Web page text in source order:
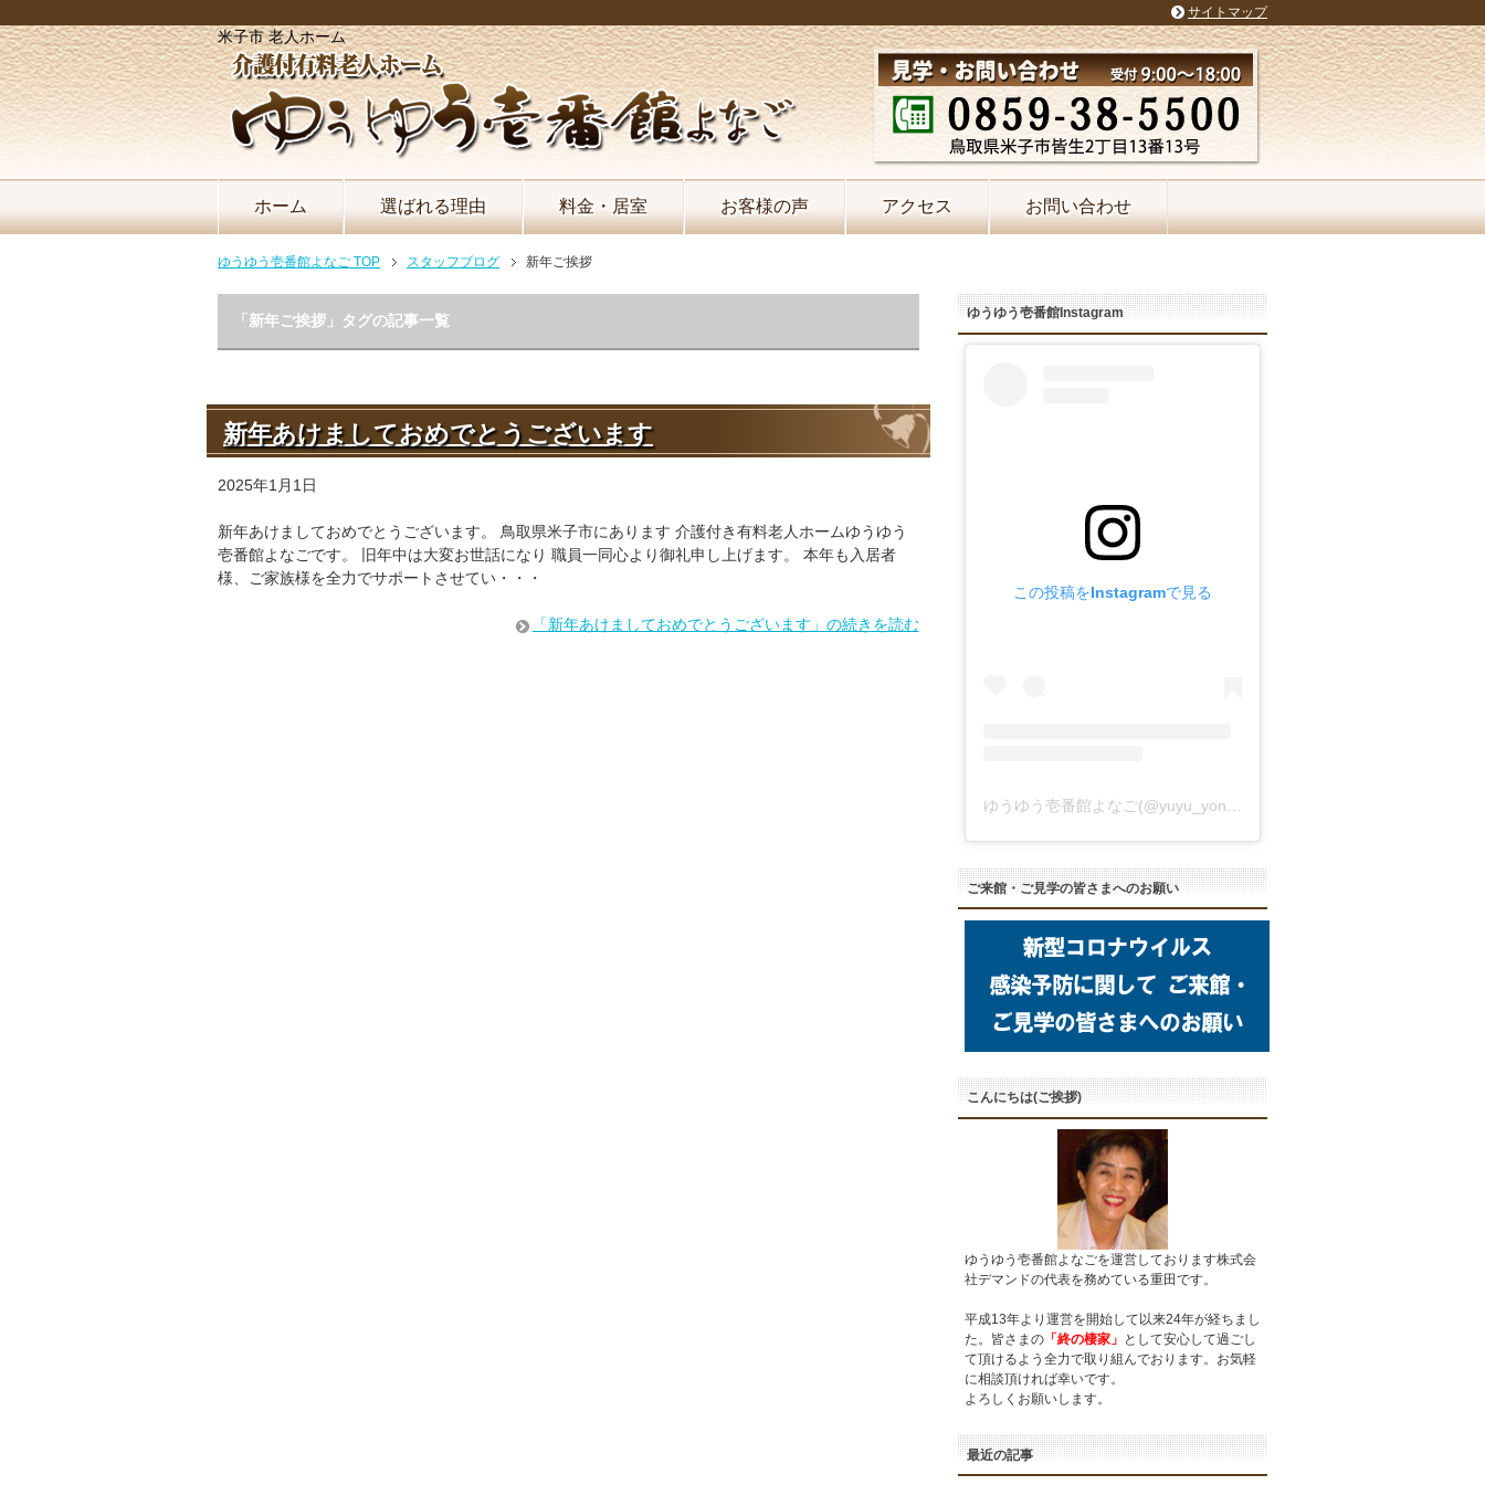
米子市 老人ホーム
ホーム 選ばれる理由 料金・居室 お客様の声 アクセス お問い合わせ
ゆうゆう壱番館よなご TOP スタッフブログ 新年ご挨拶
「新年ご挨拶」タグの記事一覧
新年あけましておめでとうございます
2025年1月1日
新年あけましておめでとうございます。 鳥取県米子市にあります 介護付き有料老人ホームゆうゆう
壱番館よなごです。 旧年中は大変お世話になり 職員一同心より御礼申し上げます。 本年も入居者
様、ご家族様を全力でサポートさせてい・・・
「新年あけましておめでとうございます」の続きを読む
ゆうゆう壱番館Instagram
この投稿をInstagramで見る
ゆうゆう壱番館よなご(@yuyu_yonago)がシェアした投稿
ご来館・ご見学の皆さまへのお願い
こんにちは(ご挨拶)
ゆうゆう壱番館よなごを運営しております株式会
社デマンドの代表を務めている重田です。
平成13年より運営を開始して以来24年が経ちまし
た。皆さまの「終の棲家」 として安心して過ごし
て頂けるよう全力で取り組んでおります。お気軽
に相談頂ければ幸いです。
よろしくお願いします。
最近の記事
サイトマップ